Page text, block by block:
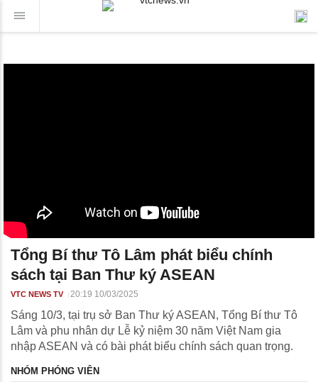
Tổng Bí thư Tô Lâm phát biểu chính
sách tại Ban Thư ký ASEAN
VTC NEWS TV 20:19 10/03/2025
Sáng 10/3, tại trụ sở Ban Thư ký ASEAN, Tổng Bí thư Tô
Lâm và phu nhân dự Lễ kỷ niệm 30 năm Việt Nam gia
nhập ASEAN và có bài phát biểu chính sách quan trọng.
NHÓM PHÓNG VIÊN